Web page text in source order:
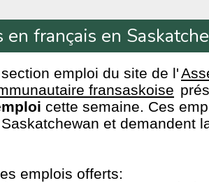
en français en
emploi du site de l'
fransaskoise
cette semaine. Ces
et demandent
emplois offerts: